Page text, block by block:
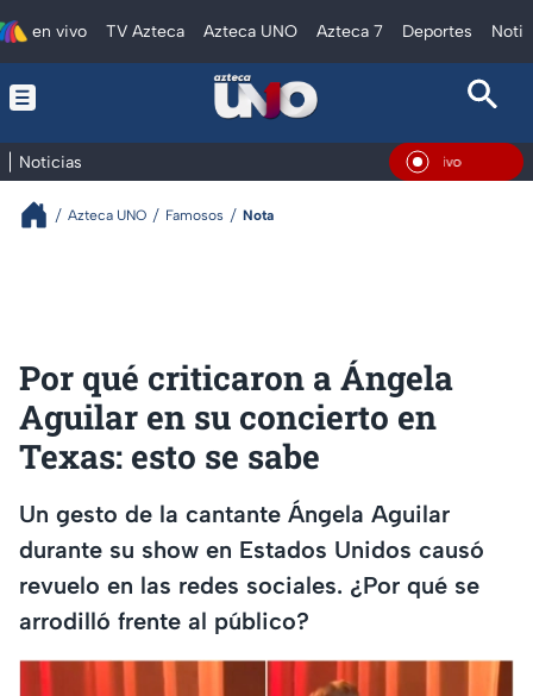
en vivo TV Azteca Azteca UNO Azteca 7 Deportes
Noticias En
Azteca UNO Famosos Nota
Por qué criticaron a Ángela
Aguilar en su concierto en
Texas: esto se sabe
Un gesto de la cantante Ángela Aguilar
durante su show en Estados Unidos causó
revuelo en las redes sociales. ¿Por qué se
arrodilló frente al público?